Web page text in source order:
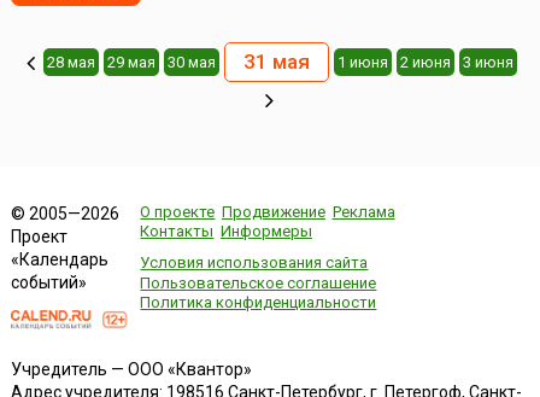
28 мая 29 мая 30 мая 31 мая 1 июня 2 июня 3 июня
© 2005—2026
Проект
«Календарь
событий»
О проекте Продвижение Реклама
Контакты Информеры
Условия использования сайта
Пользовательское соглашение
Политика конфиденциальности
Учредитель — ООО «Квантор»
Адрес учредителя: 198516 Санкт-Петербург, г. Петергоф, Санкт-